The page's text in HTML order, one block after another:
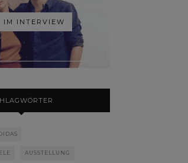
IM INTERVIEW
AUSSTELLUNG